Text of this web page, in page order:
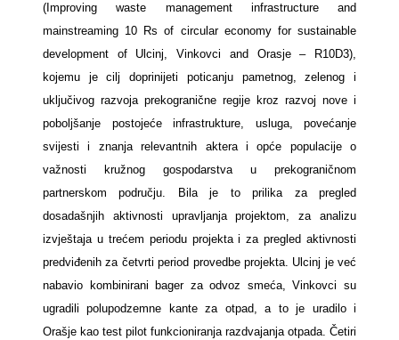
(Improving waste management infrastructure and
mainstreaming 10 Rs of circular economy for sustainable
development of Ulcinj, Vinkovci and Orasje – R10D3),
kojemu je cilj doprinijeti poticanju pametnog, zelenog i
uključivog razvoja prekogranične regije kroz razvoj nove i
poboljšanje postojeće infrastrukture, usluga, povećanje
svijesti i znanja relevantnih aktera i opće populacije o
važnosti kružnog gospodarstva u prekograničnom
partnerskom području. Bila je to prilika za pregled
dosadašnjih aktivnosti upravljanja projektom, za analizu
izvještaja u trećem periodu projekta i za pregled aktivnosti
predviđenih za četvrti period provedbe projekta. Ulcinj je već
nabavio kombinirani bager za odvoz smeća, Vinkovci su
ugradili polupodzemne kante za otpad, a to je uradilo i
Orašje kao test pilot funkcioniranja razdvajanja otpada. Četiri